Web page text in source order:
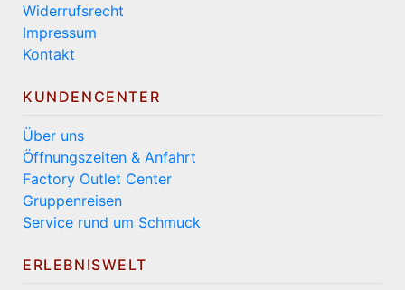
Widerrufsrecht
Impressum
Kontakt
KUNDENCENTER
Über uns
Öffnungszeiten & Anfahrt
Factory Outlet Center
Gruppenreisen
Service rund um Schmuck
ERLEBNISWELT